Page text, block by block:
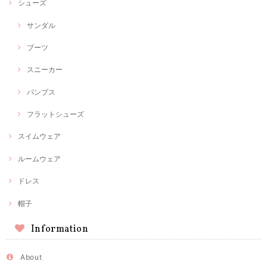
シューズ
サンダル
ブーツ
スニーカー
パンプス
フラットシューズ
スイムウェア
ルームウェア
ドレス
帽子
Information
About